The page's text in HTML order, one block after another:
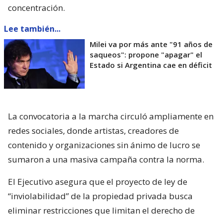
concentración.
Lee también...
Milei va por más ante "91 años de
saqueos": propone "apagar" el
Estado si Argentina cae en déficit
La convocatoria a la marcha circuló ampliamente en
redes sociales, donde artistas, creadores de
contenido y organizaciones sin ánimo de lucro se
sumaron a una masiva campaña contra la norma.
El Ejecutivo asegura que el proyecto de ley de
“inviolabilidad” de la propiedad privada busca
eliminar restricciones que limitan el derecho de